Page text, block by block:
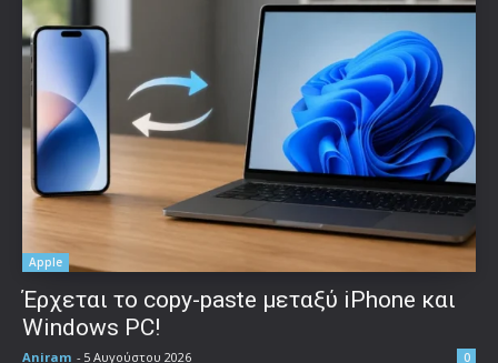
Apple
Έρχεται το copy-paste μεταξύ iPhone και
Windows PC!
Aniram - 5 Αυγούστου 2026 0